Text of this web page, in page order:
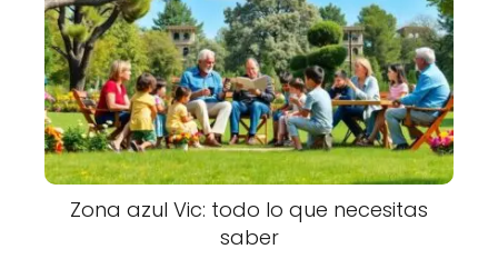
Zona azul Vic: todo lo que necesitas
saber